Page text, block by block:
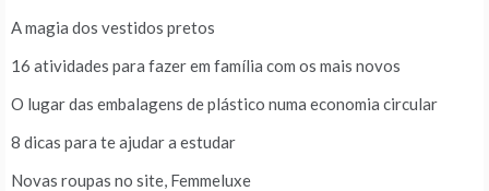
A magia dos vestidos pretos
16 atividades para fazer em família com os mais novos
O lugar das embalagens de plástico numa economia circular
8 dicas para te ajudar a estudar
Novas roupas no site, Femmeluxe